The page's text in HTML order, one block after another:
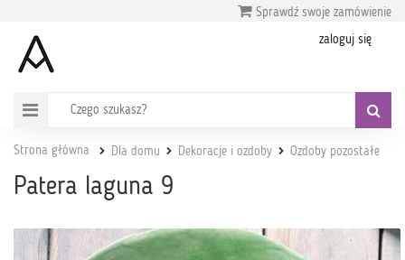
Sprawdź swoje zamówienie
zaloguj się
Strona główna Dla domu Dekoracje i ozdoby Ozdoby pozostałe
Patera laguna 9